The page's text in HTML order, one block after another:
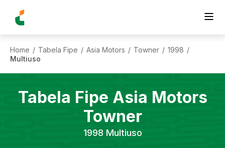
Home / Tabela Fipe / Asia Motors / Towner / 1998 /
Multiuso
Tabela Fipe Asia Motors
Towner
1998 Multiuso